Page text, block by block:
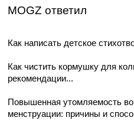
MOGZ ответил
Как написать детское
Как чистить кормушку для
рекомендации...
Повышенная утомляемость
менструации: причины и